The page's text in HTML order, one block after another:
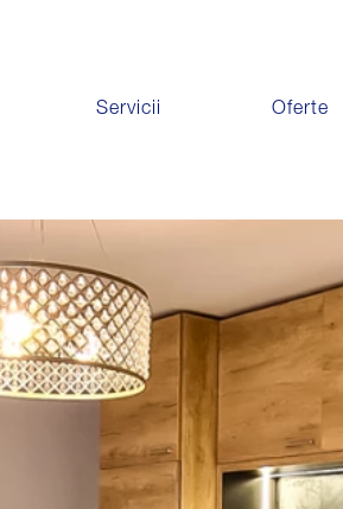
Servicii Oferte